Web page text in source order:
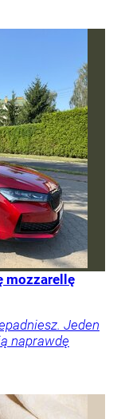
mozzarellę
Jeden
naprawdę